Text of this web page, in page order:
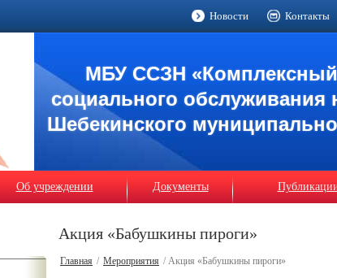
Новости Контакты
МБУ ССЗН
социального обслуживания
Шебекинского
Об учреждении Документы
Акция «Бабушкины пироги»
Главная / Мероприятия / Акция «Бабушкины пироги»